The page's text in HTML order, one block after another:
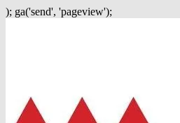
); ga('send', 'pageview');